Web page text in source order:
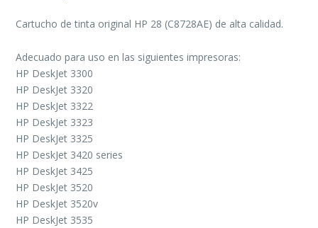
Cartucho de tinta original HP 28 (C8728AE) de alta calidad.
Adecuado para uso en las siguientes impresoras:
HP DeskJet 3300
HP DeskJet 3320
HP DeskJet 3322
HP DeskJet 3323
HP DeskJet 3325
HP DeskJet 3420 series
HP DeskJet 3425
HP DeskJet 3520
HP DeskJet 3520v
HP DeskJet 3535